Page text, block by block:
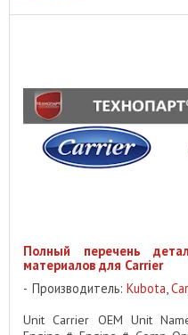
Полный перечень
материалов для Carrier
Производитель: Kubota
Unit Carrier OEM Unit